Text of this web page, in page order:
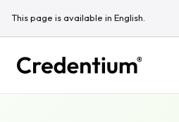
This page is available in English.